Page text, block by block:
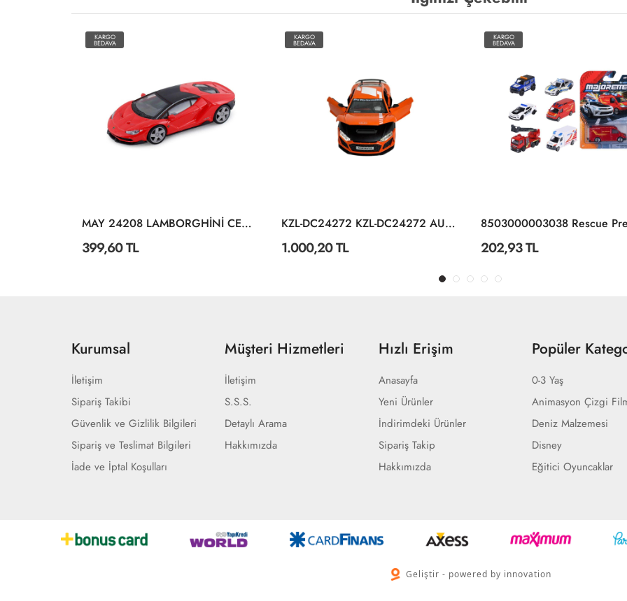
KARGO
BEDAVA
MAY 24208 LAMBORGHİNİ CENTENARİO DİSPLAY 12 CM
399,60 TL
KARGO
BEDAVA
KZL-DC24272 KZL-DC24272 AUDI R8 1:24 ISIKLI SESLI 32
1.000,20 TL
KARGO
BEDAVA
202,93 TL
Kurumsal
İletişim
Sipariş Takibi
Güvenlik ve Gizlilik Bilgileri
Sipariş ve Teslimat Bilgileri
İade ve İptal Koşulları
Müşteri Hizmetleri
İletişim
S.S.S.
Detaylı Arama
Hakkımızda
Hızlı Erişim
Anasayfa
Yeni Ürünler
İndirimdeki Ürünler
Sipariş Takip
Hakkımızda
Popüler
0-3 Yaş
Animasyon Çizgi
Deniz Malzemesi
Disney
Eğitici Oyuncaklar
Geliştir - powered by innovation